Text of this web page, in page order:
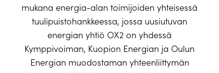
mukana energia-alan toimijoiden yhteisessä
tuulipuistohankkeessa, jossa uusiutuvan
energian yhtiö OX2 on yhdessä
Kymppivoiman, Kuopion Energian ja Oulun
Energian muodostaman yhteenliittymän